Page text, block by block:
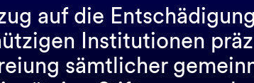
auf die
Institutionen
sämtlicher